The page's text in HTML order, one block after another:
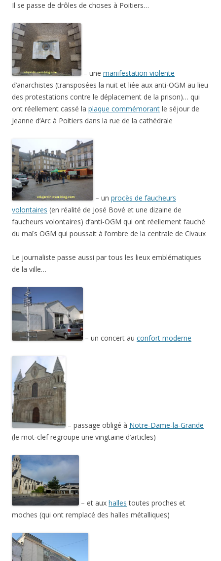
Il se passe de drôles de choses à Poitiers…
– une manifestation violente
d’anarchistes (transposées la nuit et liée aux anti-OGM au lieu
des protestations contre le déplacement de la prison)… qui
ont réellement cassé la plaque commémorant le séjour de
Jeanne d’Arc à Poitiers dans la rue de la cathédrale
– un procès de faucheurs
volontaires (en réalité de José Bové et une dizaine de
faucheurs volontaires) d’anti-OGM qui ont réellement fauché
du maïs OGM qui poussait à l’ombre de la centrale de Civaux
Le journaliste passe aussi par tous les lieux emblématiques
de la ville…
– un concert au confort moderne
– passage obligé à Notre-Dame-la-Grande
(le mot-clef regroupe une vingtaine d’articles)
– et aux halles toutes proches et
moches (qui ont remplacé des halles métalliques)